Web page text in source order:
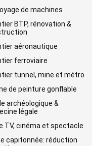
de machines
BTP, rénovation &
aéronautique
ferroviaire
tunnel, mine et métro
de peinture gonflable
archéologique &
légale
TV, cinéma et spectacle
capitonnée: réduction